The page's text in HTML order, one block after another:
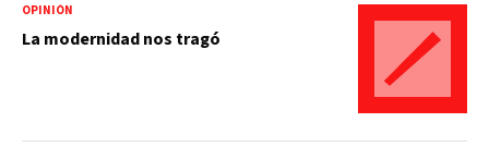
OPINIÓN
La modernidad nos tragó